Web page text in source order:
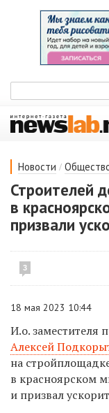
Новости /
Строителей
в
призвали
3
18 мая 2023 10:44
И.о. заместителя
Алексей
на
в красноярском
и призвал